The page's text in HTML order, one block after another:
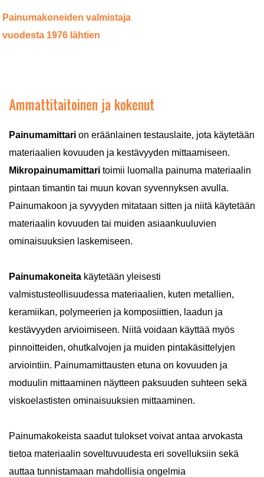
Painumakoneiden valmistaja
vuodesta 1976 lähtien
Ammattitaitoinen ja kokenut
Painumamittari on eräänlainen testauslaite, jota käytetään
materiaalien kovuuden ja kestävyyden mittaamiseen.
Mikropainumamittari toimii luomalla painuma materiaalin
pintaan timantin tai muun kovan syvennyksen avulla.
Painumakoon ja syvyyden mitataan sitten ja niitä käytetään
materiaalin kovuuden tai muiden asiaankuuluvien
ominaisuuksien laskemiseen.
Painumakoneita käytetään yleisesti
valmistusteollisuudessa materiaalien, kuten metallien,
keramiikan, polymeerien ja komposiittien, laadun ja
kestävyyden arvioimiseen. Niitä voidaan käyttää myös
pinnoitteiden, ohutkalvojen ja muiden pintakäsittelyjen
arviointiin. Painumamittausten etuna on kovuuden ja
moduulin mittaaminen näytteen paksuuden suhteen sekä
viskoelastisten ominaisuuksien mittaaminen.
Painumakokeista saadut tulokset voivat antaa arvokasta
tietoa materiaalin soveltuvuudesta eri sovelluksiin sekä
auttaa tunnistamaan mahdollisia ongelmia